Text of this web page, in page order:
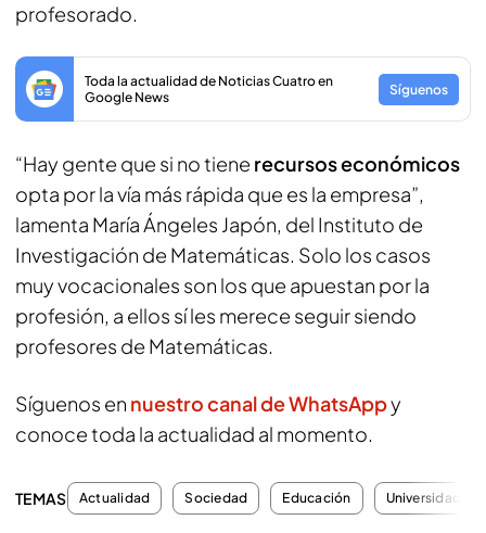
profesorado.
Toda la actualidad de Noticias Cuatro en
Google News
Síguenos
“Hay gente que si no tiene recursos económicos
opta por la vía más rápida que es la empresa”,
lamenta María Ángeles Japón, del Instituto de
Investigación de Matemáticas. Solo los casos
muy vocacionales son los que apuestan por la
profesión, a ellos sí les merece seguir siendo
profesores de Matemáticas.
Síguenos en nuestro canal de WhatsAppy
conoce toda la actualidad al momento.
TEMAS Actualidad Sociedad Educación Universidades